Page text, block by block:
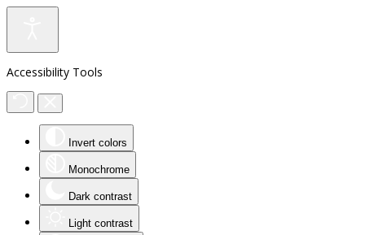
Accessibility Tools
Invert colors
Monochrome
Dark contrast
Light contrast